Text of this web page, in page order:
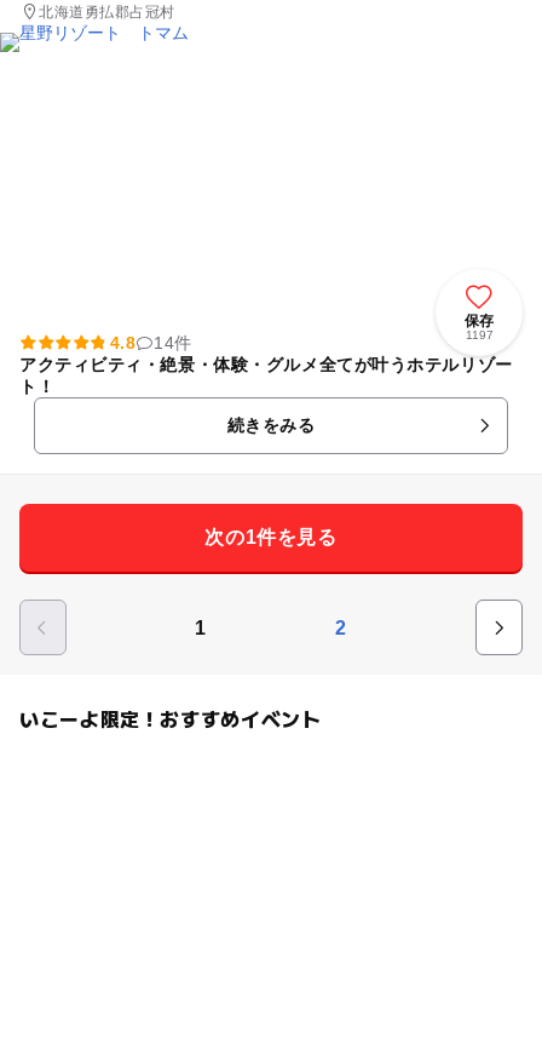
北海道勇払郡占冠村
保存
1197
4.8
14件
アクティビティ・絶景・体験・グルメ全てが叶うホテルリゾー
ト！
続きをみる
次の1件を見る
1 2
いこーよ限定！おすすめイベント